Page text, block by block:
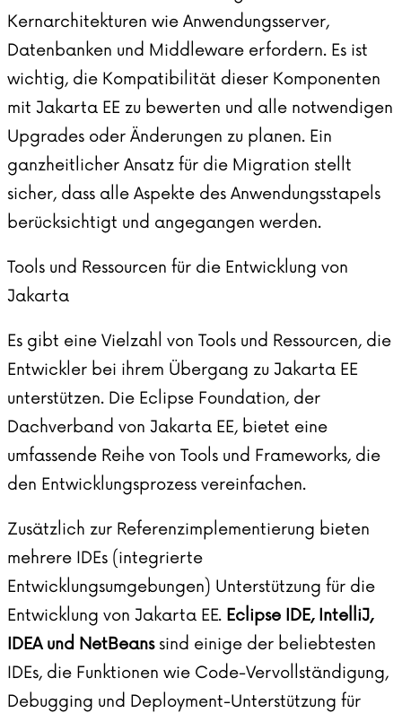
Kernarchitekturen wie Anwendungsserver,
Datenbanken und Middleware erfordern. Es ist
wichtig, die Kompatibilität dieser Komponenten
mit Jakarta EE zu bewerten und alle notwendigen
Upgrades oder Änderungen zu planen. Ein
ganzheitlicher Ansatz für die Migration stellt
sicher, dass alle Aspekte des Anwendungsstapels
berücksichtigt und angegangen werden.
Tools und Ressourcen für die Entwicklung von
Jakarta
Es gibt eine Vielzahl von Tools und Ressourcen, die
Entwickler bei ihrem Übergang zu Jakarta EE
unterstützen. Die Eclipse Foundation, der
Dachverband von Jakarta EE, bietet eine
umfassende Reihe von Tools und Frameworks, die
den Entwicklungsprozess vereinfachen.
Zusätzlich zur Referenzimplementierung bieten
mehrere IDEs (integrierte
Entwicklungsumgebungen) Unterstützung für die
Entwicklung von Jakarta EE. Eclipse IDE, IntelliJ,
IDEA und NetBeanssind einige der beliebtesten
IDEs, die Funktionen wie Code-Vervollständigung,
Debugging und Deployment-Unterstützung für